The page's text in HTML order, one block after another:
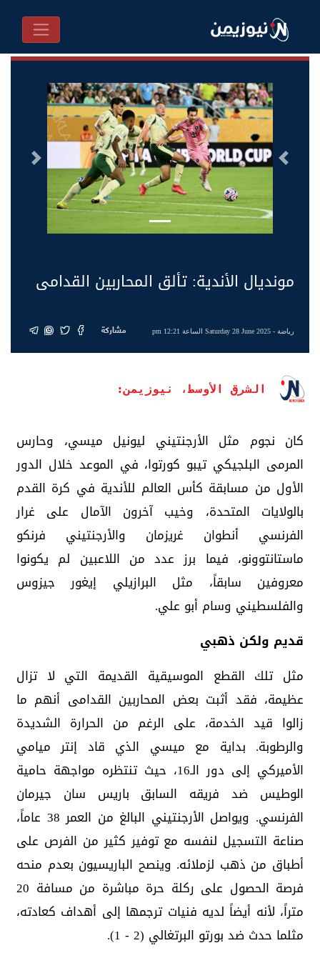
السابق التالى
مونديال الأندية: تألق المحاربين القدامى
رياضة- Saturday 28 June 2025 الساعة 12:21 pm مشاركة
الشرق الأوسط، نيوزيمن:
كان نجوم مثل الأرجنتيني ليونيل ميسي، وحارس
المرمى البلجيكي تيبو كورتوا، في الموعد خلال الدور
الأول من مسابقة كأس العالم للأندية في كرة القدم
بالولايات المتحدة، وخيب آخرون الآمال على غرار
الفرنسي أنطوان غريزمان والأرجنتيني فرنكو
ماستانتوونو، فيما برز عدد من اللاعبين لم يكونوا
معروفين سابقاً، مثل البرازيلي إيغور جيزوس
والفلسطيني وسام أبو علي.
قديم ولكن ذهبي
مثل تلك القطع الموسيقية القديمة التي لا تزال
عظيمة، فقد أثبت بعض المحاربين القدامى أنهم ما
زالوا قيد الخدمة، على الرغم من الحرارة الشديدة
والرطوبة. بداية مع ميسي الذي قاد إنتر ميامي
الأميركي إلى دور الـ16، حيث تنتظره مواجهة حامية
الوطيس ضد فريقه السابق باريس سان جيرمان
الفرنسي. ويواصل الأرجنتيني البالغ من العمر 38 عاماً،
صناعة التسجيل لنفسه مع توفير كثير من الفرص على
أطباق من ذهب لزملائه. وينصح الباريسيون بعدم منحه
فرصة الحصول على ركلة حرة مباشرة من مسافة 20
متراً، لأنه أيضاً لديه فنيات ترجمها إلى أهداف كعادته،
مثلما حدث ضد بورتو البرتغالي (2 - 1).